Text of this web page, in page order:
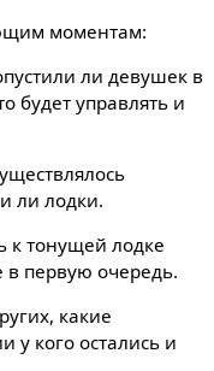
моментам:
ли девушек в
будет управлять и
ли лодки.
к тонущей лодке
в первую очередь.
какие
у кого остались и